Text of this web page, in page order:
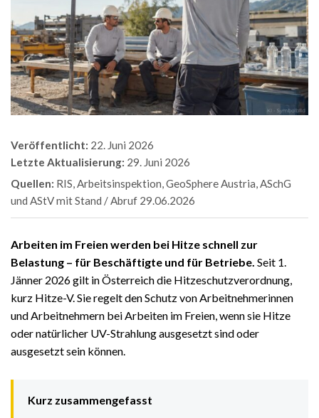
Veröffentlicht: 22. Juni 2026
Letzte Aktualisierung: 29. Juni 2026
Quellen: RIS, Arbeitsinspektion, GeoSphere Austria, ASchG
und AStV mit Stand / Abruf 29.06.2026
Arbeiten im Freien werden bei Hitze schnell zur
Belastung – für Beschäftigte und für Betriebe. Seit 1.
Jänner 2026 gilt in Österreich die Hitzeschutzverordnung,
kurz Hitze-V. Sie regelt den Schutz von Arbeitnehmerinnen
und Arbeitnehmern bei Arbeiten im Freien, wenn sie Hitze
oder natürlicher UV-Strahlung ausgesetzt sind oder
ausgesetzt sein können.
Kurz zusammengefasst